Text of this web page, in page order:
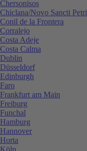
Chersonisos
Chiclana/Novo Sancti Petri
Conil de la Frontera
Corralejo
Costa Adeje
Costa Calma
Dublin
Düsseldorf
Edinburgh
Faro
Frankfurt am Main
Freiburg
Funchal
Hamburg
Hannover
Horta
Köln